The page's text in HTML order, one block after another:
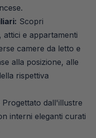
Scopri
attici e appartamenti
camere da letto e
alla posizione, alle
rispettiva
Progettato dall'illustre
interni eleganti curati